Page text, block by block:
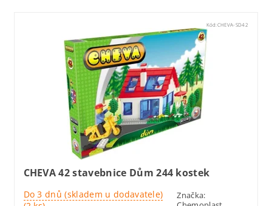
Kód: CHEVA-SD42
CHEVA 42 stavebnice Dům 244 kostek
Do 3 dnů (skladem u dodavatele)
Značka: